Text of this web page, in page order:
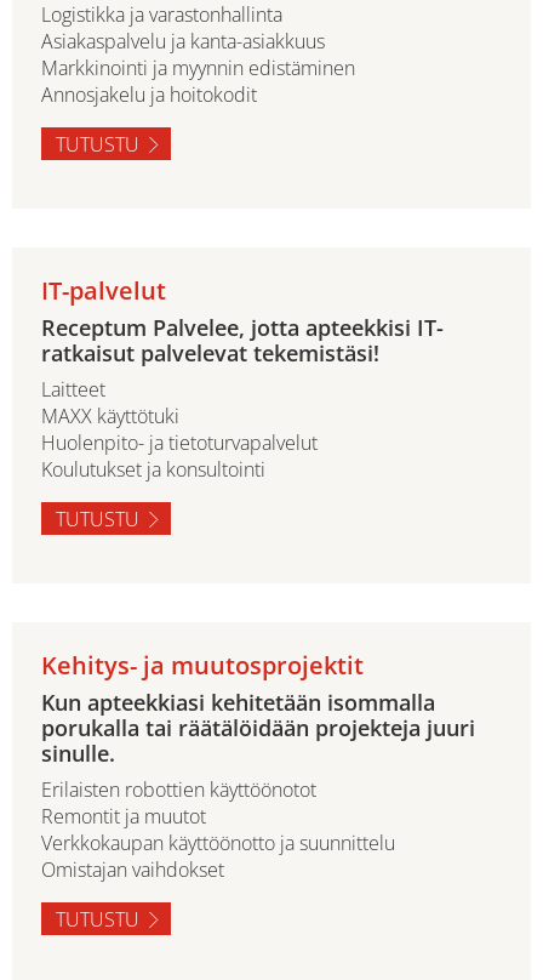
Logistikka ja varastonhallinta
Asiakaspalvelu ja kanta-asiakkuus
Markkinointi ja myynnin edistäminen
Annosjakelu ja hoitokodit
TUTUSTU
IT-palvelut
Receptum Palvelee, jotta apteekkisi IT-
ratkaisut palvelevat tekemistäsi!
Laitteet
MAXX käyttötuki
Huolenpito- ja tietoturvapalvelut
Koulutukset ja konsultointi
TUTUSTU
Kehitys- ja muutosprojektit
Kun apteekkiasi kehitetään isommalla
porukalla tai räätälöidään projekteja juuri
sinulle.
Erilaisten robottien käyttöönotot
Remontit ja muutot
Verkkokaupan käyttöönotto ja suunnittelu
Omistajan vaihdokset
TUTUSTU